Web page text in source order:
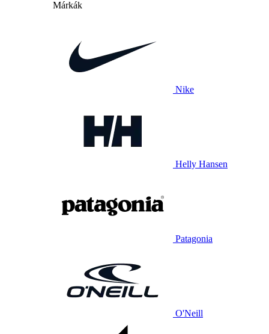
Márkák
Nike
Helly Hansen
Patagonia
O'Neill